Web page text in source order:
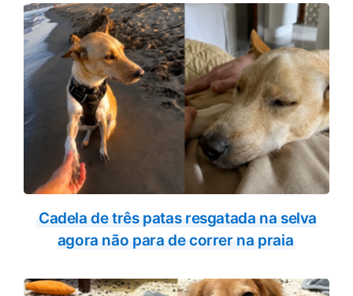
Cadela de três patas resgatada na selva
agora não para de correr na praia